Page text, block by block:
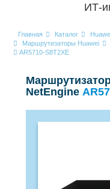
ИТ-
Главная Каталог
Маршрутизаторы Huawei
AR5710-S8T2XE
NetEngine